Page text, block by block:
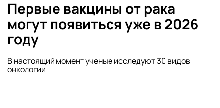
Первые вакцины от рака
могут появиться уже в 2026
году
В настоящий момент ученые исследуют 30 видов
онкологии